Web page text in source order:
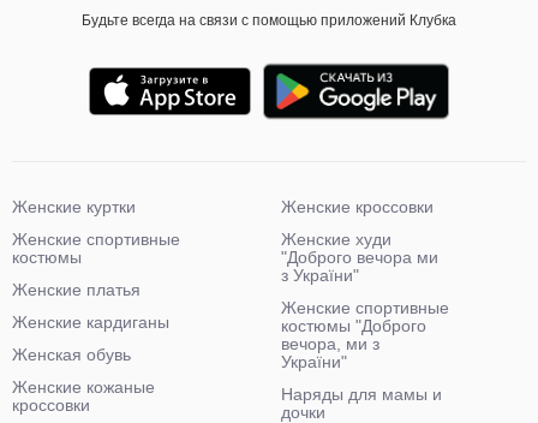
Будьте всегда на связи с помощью приложений Клубка
Женские куртки
Женские спортивные
костюмы
Женские платья
Женские кардиганы
Женская обувь
Женские кожаные
кроссовки
Женские кроссовки
Женские худи
"Доброго вечора ми
з України"
Женские спортивные
костюмы "Доброго
вечора, ми з
України"
Наряды для мамы и
дочки